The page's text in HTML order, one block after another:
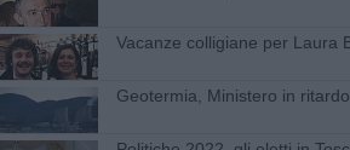
Vacanze colligiane per Laura
Geotermia, Ministero in